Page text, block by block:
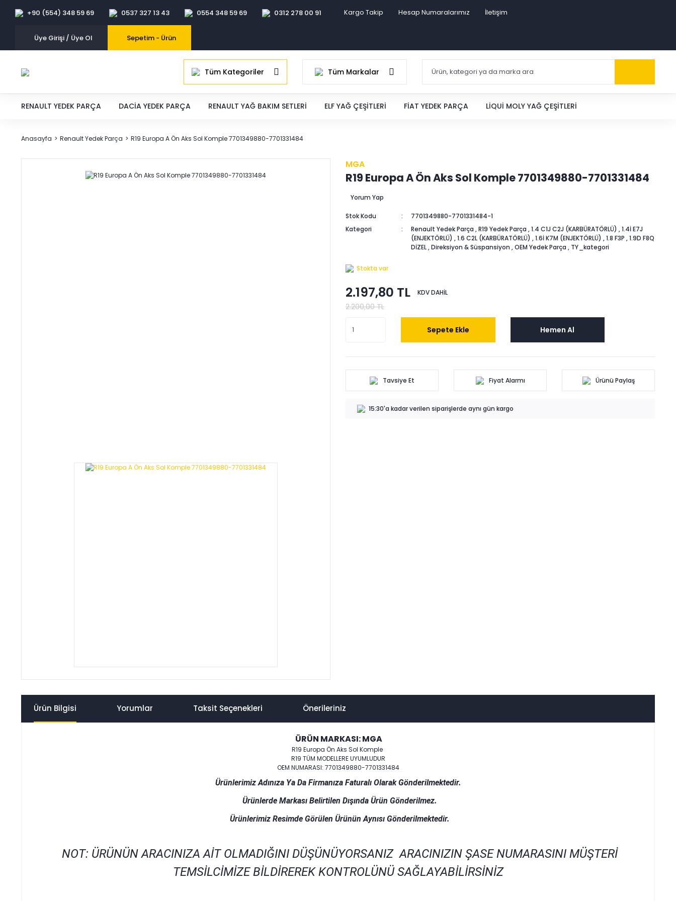
+90 (554) 348 59 69 0537 327 13 43 0554 348 59 69 0312 278 00 91 Kargo Takip Hesap Numaralarımız İletişim
Üye Girişi / Üye Ol Sepetim - Ürün
Tüm Kategoriler Tüm Markalar
RENAULT YEDEK PARÇA DACIA YEDEK PARÇA RENAULT YAĞ BAKIM SETLERI ELF YAĞ ÇEŞITLERI FIAT YEDEK PARÇA LIQUI MOLY YAĞ ÇEŞITLERI
Anasayfa Renault Yedek Parça R19 Europa A Ön Aks Sol Komple 7701349880-7701331484
MGA
R19 Europa A Ön Aks Sol Komple 7701349880-7701331484
Yorum Yap
Stok Kodu
7701349880-7701331484-1
Kategori
Renault Yedek Parça ,R19 Yedek Parça ,1.4 C1J C2J (KARBÜRATÖRLÜ) ,1.4İ E7J
(ENJEKTÖRLÜ) ,1.6 C2L (KARBÜRATÖRLÜ) ,1.6İ K7M (ENJEKTÖRLÜ) ,1.8 F3P ,1.9D F8Q
DİZEL,Direksiyon & Süspansiyon ,OEM Yedek Parça , TY_kategori
Stokta var
2.197,80 TL KDV DAHİL
2.200,00 TL
Sepete Ekle Hemen Al
Tavsiye Et Fiyat Alarmı Ürünü Paylaş
15:30'a kadar verilen siparişlerde aynı gün kargo
Ürün Bilgisi Yorumlar Taksit Seçenekleri Önerileriniz
ÜRÜN MARKASI: MGA
R19 Europa Ön Aks Sol Komple
R19 TÜM MODELLERE UYUMLUDUR
OEM NUMARASI: 7701349880-7701331484
Ürünlerimiz Adınıza Ya Da Firmanıza Faturalı Olarak Gönderilmektedir.
Ürünlerde Markası Belirtilen Dışında Ürün Gönderilmez.
Ürünlerimiz Resimde Görülen Ürünün Aynısı Gönderilmektedir.
NOT: ÜRÜNÜN ARACINIZA AİT OLMADIĞINI DÜŞÜNÜYORSANIZ ARACINIZIN ŞASE NUMARASINI MÜŞTERİ
TEMSİLCİMİZE BİLDİREREK KONTROLÜNÜ SAĞLAYABİLİRSİNİZ